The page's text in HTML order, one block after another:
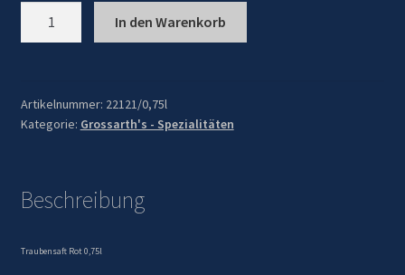
0,75l
Menge
In den Warenkorb
Artikelnummer: 22121/0,75l
Kategorie: Grossarth's - Spezialitäten
Beschreibung
Traubensaft Rot 0,75l